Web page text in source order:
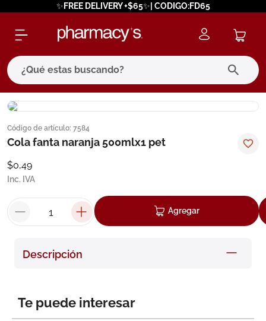
✨FREE DELIVERY +$65✨| CODIGO:FD65
¿Qué estas buscando?
Código de artículo: 7584
Cola fanta naranja 500mlx1 pet
$0,49
Inc. IVA
Agregar
Descripción
Te puede interesar
términos más buscados
1. eucerin
3
cerave
7. isdin
10.pañales